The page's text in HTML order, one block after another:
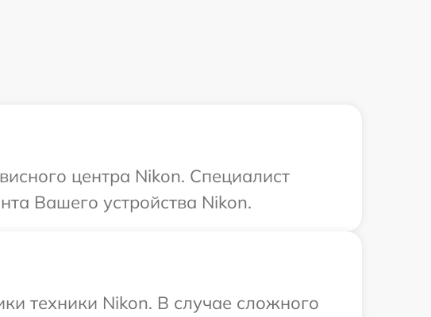
центра Nikon. Специалист
Вашего устройства Nikon.
техники Nikon. В случае сложного